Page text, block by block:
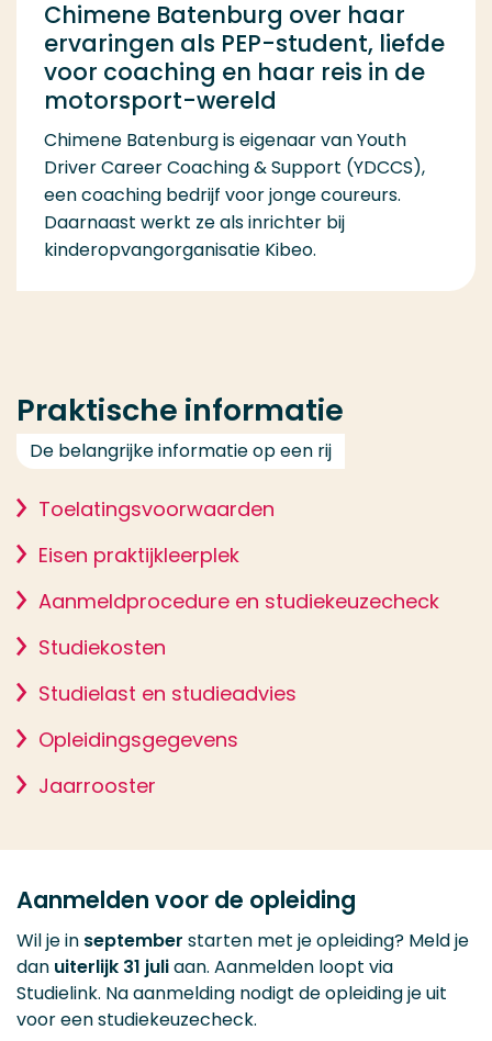
Chimene Batenburg over haar
ervaringen als PEP-student, liefde
voor coaching en haar reis in de
motorsport-wereld
Chimene Batenburg is eigenaar van Youth
Driver Career Coaching & Support (YDCCS),
een coaching bedrijf voor jonge coureurs.
Daarnaast werkt ze als inrichter bij
kinderopvangorganisatie Kibeo.
Praktische informatie
De belangrijke informatie op een rij
Toelatingsvoorwaarden
Eisen praktijkleerplek
Aanmeldprocedure en studiekeuzecheck
Studiekosten
Studielast en studieadvies
Opleidingsgegevens
Jaarrooster
Aanmelden voor de opleiding
Wil je in september starten met je opleiding? Meld je
dan uiterlijk 31 juliaan. Aanmelden loopt via
Studielink. Na aanmelding nodigt de opleiding je uit
voor een studiekeuzecheck.